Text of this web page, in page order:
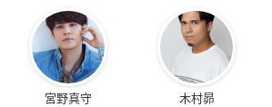
宮野真守 木村昴